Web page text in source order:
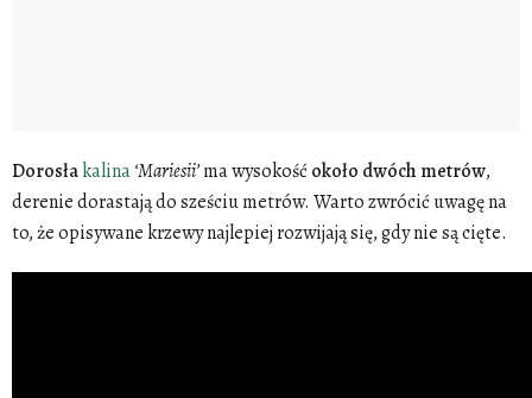
Dorosłakalina‘Mariesii’ma wysokość około dwóch metrów,
derenie dorastają do sześciu metrów. Warto zwrócić uwagę na
to, że opisywane krzewy najlepiej rozwijają się, gdy nie są cięte.